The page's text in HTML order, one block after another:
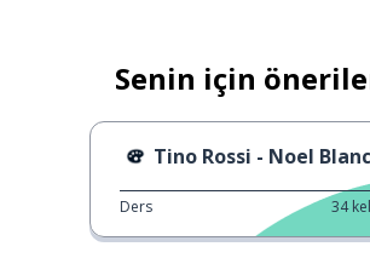
Senin için
Tino Rossi - Noel Blanc
Ders 34